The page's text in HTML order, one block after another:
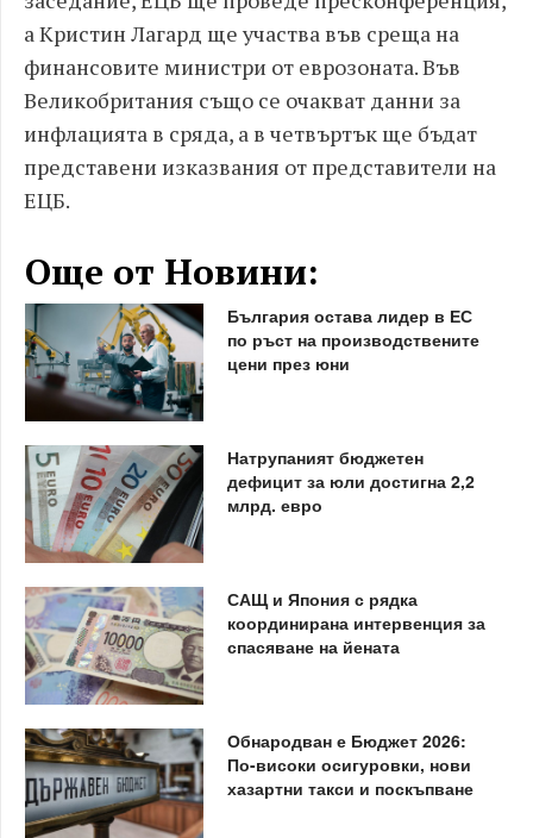
а Кристин Лагард ще участва във среща на
финансовите министри от еврозоната. Във
Великобритания също се очакват данни за
инфлацията в сряда, а в четвъртък ще бъдат
представени изказвания от представители на
ЕЦБ.
Още от Новини:
България остава лидер в ЕС
по ръст на производствените
цени през юни
Натрупаният бюджетен
дефицит за юли достигна 2,2
млрд. евро
САЩ и Япония с рядка
координирана интервенция за
спасяване на йената
Обнародван е Бюджет 2026:
По-високи осигуровки, нови
хазартни такси и поскъпване